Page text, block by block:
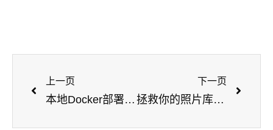
上一页
本地Docker部署Puter一站式云平台打造个人服务器和工作站
下一页
拯救你的照片库：Docker轻松部署AI照片管理工具PhotoPrism